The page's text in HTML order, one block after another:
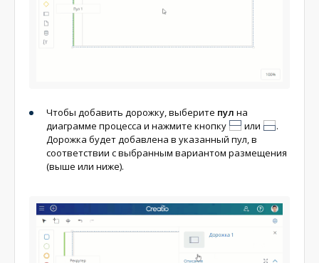
Чтобы добавить дорожку, выберите пул на
диаграмме процесса и нажмите кнопку
или
.
Дорожка будет добавлена в указанный пул, в
соответствии с выбранным вариантом размещения
(выше или ниже).